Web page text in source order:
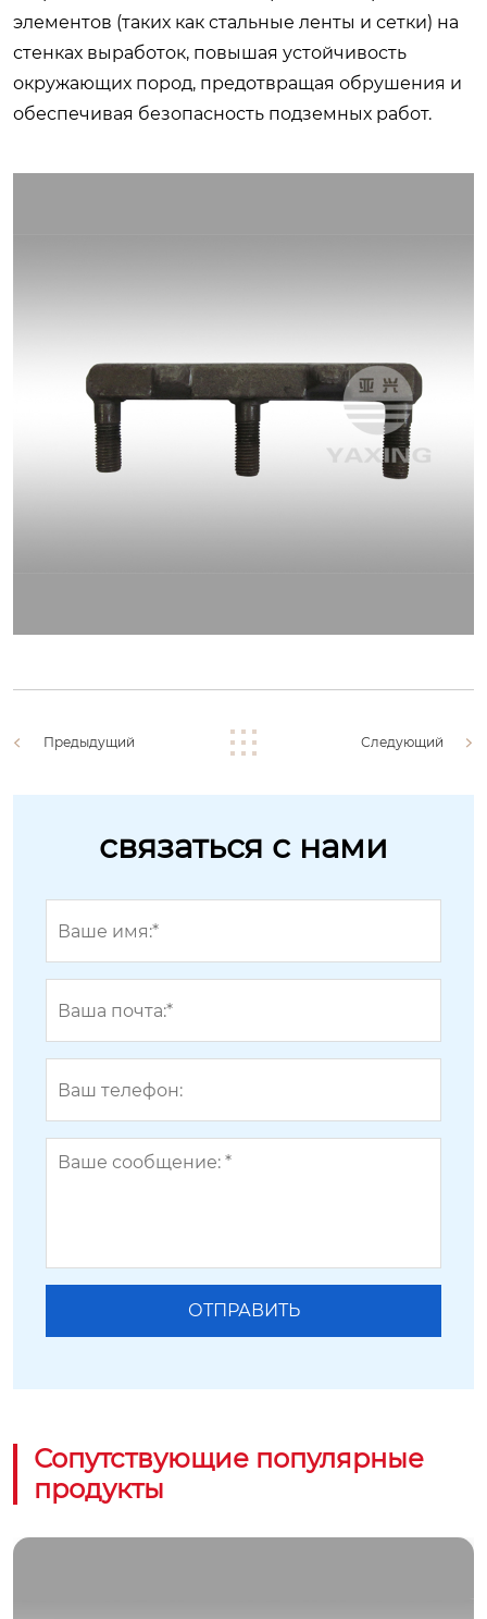
элементов (таких как стальные ленты и сетки) на
стенках выработок, повышая устойчивость
окружающих пород, предотвращая обрушения и
обеспечивая безопасность подземных работ.
Предыдущий Следующий
связаться с нами
Сопутствующие популярные
продукты